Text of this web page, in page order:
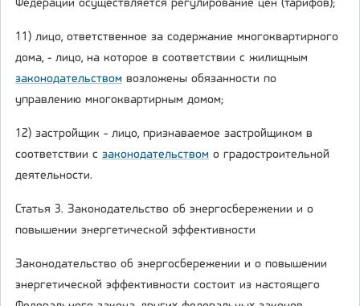
Федерации осуществляется регулирование цен (тарифов);
11) лицо, ответственное за содержание многоквартирного
дома, - лицо, на которое в соответствии с жилищным
законодательством возложены обязанности по
управлению многоквартирным домом;
12) застройщик - лицо, признаваемое застройщиком в
соответствии с законодательством о градостроительной
деятельности.
Статья 3. Законодательство об энергосбережении и о
повышении энергетической эффективности
Законодательство об энергосбережении и о повышении
энергетической эффективности состоит из настоящего